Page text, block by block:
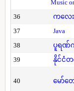
Music
36 ကလေ
37
Java
38
ပူရဏ်က
39
နိုင်ငံတ
40 မော်တ